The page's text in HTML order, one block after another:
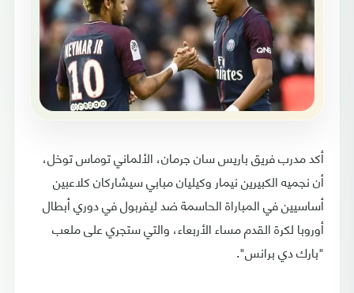
أكد مدرب فريق باريس سان جرمان، الألماني توماس توخل،
أن نجميه الكبيرين نيمار وكيليان مبابي سيشاركان كلاعبين
أساسيين في المباراة الحاسمة ضد ليفربول في دوري أبطال
أوروبا لكرة القدم مساء الأربعاء، والتي ستجري على ملعب
"بارك دي برانس".